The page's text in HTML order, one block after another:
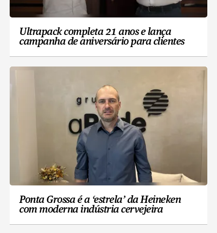
Ultrapack completa 21 anos e lança
campanha de aniversário para clientes
Ponta Grossa é a ‘estrela’ da Heineken
com moderna indústria cervejeira